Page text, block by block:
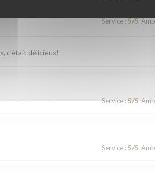
Service:5/5
c'était délicieux!
Service:5/5
Service : 5/5